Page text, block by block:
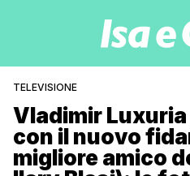
TELEVISIONE
Vladimir
con il nuovo
migliore amico